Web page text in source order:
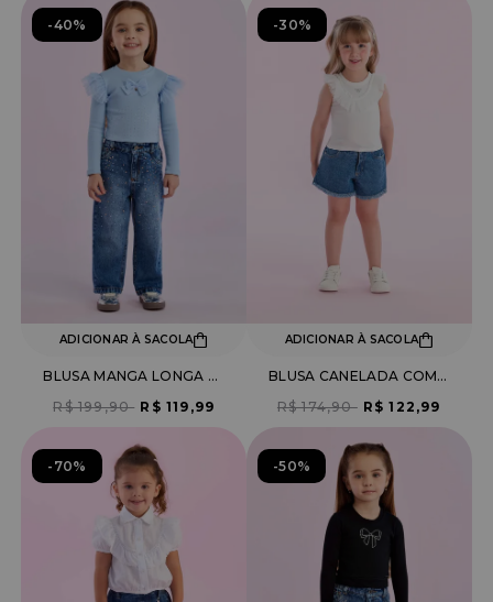
40%
ADICIONAR À SACOLA
BLUSA MANGA LONGA COM TULE
R$ 199,90 R$ 119,99
30%
ADICIONAR À SACOLA
BLUSA CANELADA COM BABADOS DE TULE
R$ 174,90 R$ 122,99
70% 50%